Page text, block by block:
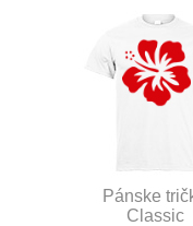
Pánske
Classic